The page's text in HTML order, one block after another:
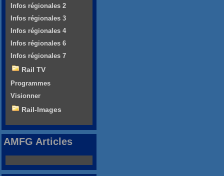
Infos régionales 2
Infos régionales 3
Infos régionales 4
Infos régionales 6
Infos régionales 7
Rail TV
Programmes
Visionner
Rail-Images
AMFG Articles